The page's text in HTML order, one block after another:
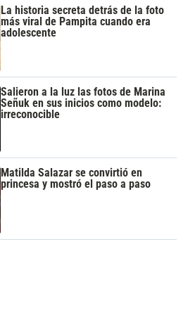
La historia secreta detrás de la foto
más viral de Pampita cuando era
adolescente
Salieron a la luz las fotos de Marina
Señuk en sus inicios como modelo:
irreconocible
Matilda Salazar se convirtió en
princesa y mostró el paso a paso